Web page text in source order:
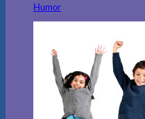
Humor